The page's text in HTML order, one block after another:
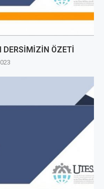
DERSİMİZİN ÖZETİ